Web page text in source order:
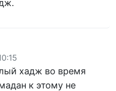
хадж во время
к этому не